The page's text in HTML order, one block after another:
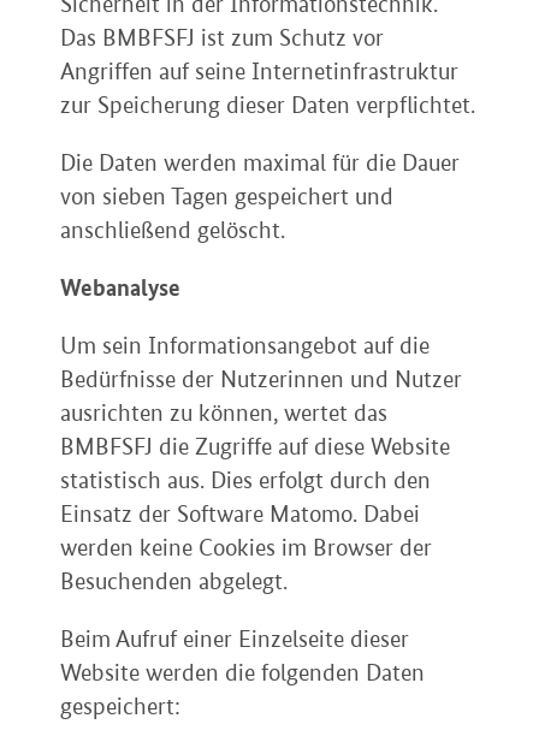
Das BMBFSFJ ist zum Schutz vor
Angriffen auf seine Internetinfrastruktur
zur Speicherung dieser Daten verpflichtet.
Die Daten werden maximal für die Dauer
von sieben Tagen gespeichert und
anschließend gelöscht.
Webanalyse
Um sein Informationsangebot auf die
Bedürfnisse der Nutzerinnen und Nutzer
ausrichten zu können, wertet das
BMBFSFJ die Zugriffe auf diese Website
statistisch aus. Dies erfolgt durch den
Einsatz der Software Matomo. Dabei
werden keine Cookies im Browser der
Besuchenden abgelegt.
Beim Aufruf einer Einzelseite dieser
Website werden die folgenden Daten
gespeichert: